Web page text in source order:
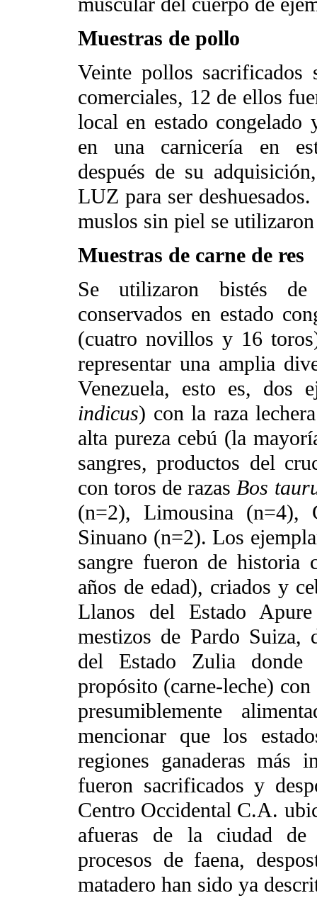
Muestras de pollo
Veinte pollos sacrificados
comerciales, 12 de ellos
local en estado congelado
en una carnicería en
después de su
LUZ para ser
muslos sin piel se
Muestras de carne de res
Se utilizaron bistés
conservados en estado
(cuatro novillos y 16
representar una amplia
Venezuela, esto es, dos
indicus) con la raza
alta pureza cebú (la
sangres, productos del
con toros de razasBos
(n=2), Limousina
Sinuano (n=2). Los
sangre fueron de historia
años de edad), criados y
Llanos del Estado
mestizos de Pardo Suiza,
del Estado Zulia donde
propósito (carne-leche) con
presumiblemente
mencionar que los
regiones ganaderas más
fueron sacrificados y
Centro Occidental C.A.
afueras de la ciudad de
procesos de faena,
matadero han sido ya